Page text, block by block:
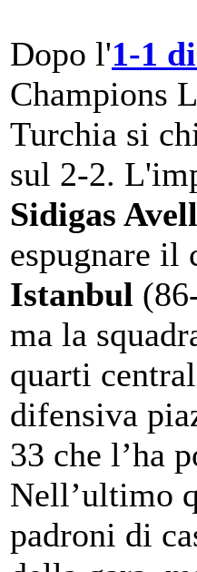
Dopo l'1-1
Champions
Turchia si
sul 2-2.
Sidigas
espugnare il
Istanbul
ma la
quarti
difensiva
33 che l’ha
Nell’ultimo
padroni di